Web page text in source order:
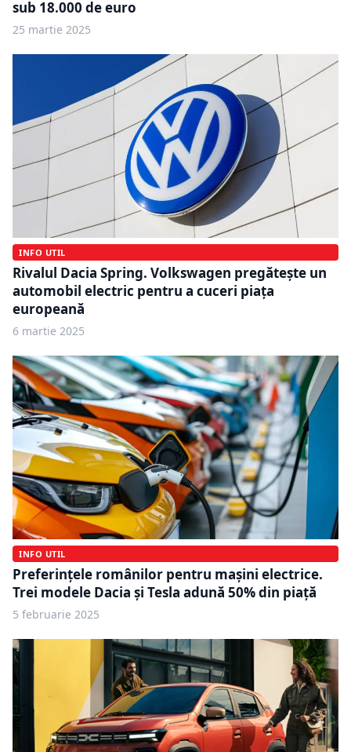
sub 18.000 de euro
25 martie 2025
INFO UTIL
Rivalul Dacia Spring. Volkswagen pregătește un
automobil electric pentru a cuceri piața
europeană
6 martie 2025
INFO UTIL
Preferințele românilor pentru mașini electrice.
Trei modele Dacia și Tesla adună 50% din piață
5 februarie 2025